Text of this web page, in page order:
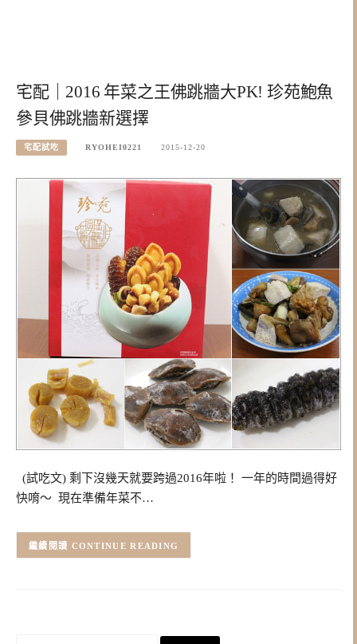
宅配｜2016 年菜之王佛跳牆大PK! 珍苑鮑魚
參貝佛跳牆新選擇
宅配試吃 RYOHEI0221 2015-12-20
(試吃文) 剩下沒幾天就要跨過2016年啦！ 一年的時間過得好
快唷～ 現在準備年菜不…
CONTINUE READING